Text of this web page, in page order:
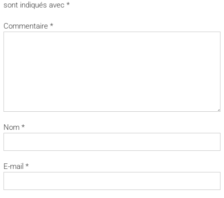
sont indiqués avec *
Commentaire *
Nom *
E-mail *